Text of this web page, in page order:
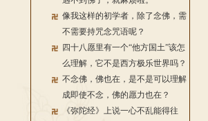
像我这样的初学者，除了念佛，需
不需要持咒念咒语呢？
四十八愿里有一个“他方国土”该怎
么理解，它不是西方极乐世界吗？
不念佛，佛也在，是不是可以理解
成即使不念，佛的愿力也在？
《弥陀经》上说一心不乱能得往